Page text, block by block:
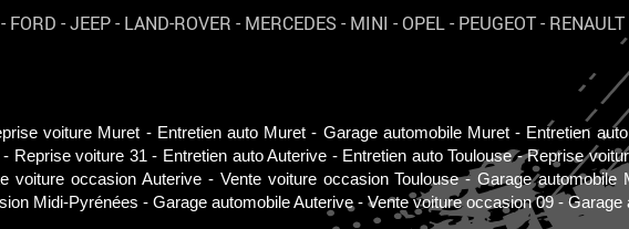
- FORD -JEEP- LAND-ROVER - MERCEDES - MINI - OPEL - PEUGEOT- RENAULT
voiture Muret Entretien auto Muret Garage automobile Muret
Entretien
Reprise voiture 31 Entretien auto Auterive Entretien auto Toulouse
Reprise
voiture occasion Auterive Vente voiture occasion Toulouse
Garage automobile
Midi-Pyrénées Garage automobile Auterive Vente voiture occasion 09 Garage